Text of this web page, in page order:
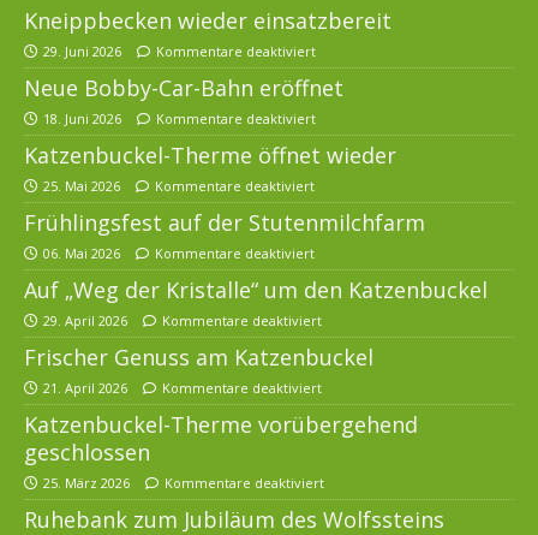
Kneippbecken wieder einsatzbereit
29. Juni 2026 Kommentare deaktiviert
Neue Bobby-Car-Bahn eröffnet
18. Juni 2026 Kommentare deaktiviert
Katzenbuckel-Therme öffnet wieder
25. Mai 2026 Kommentare deaktiviert
Frühlingsfest auf der Stutenmilchfarm
06. Mai 2026 Kommentare deaktiviert
Auf „Weg der Kristalle“ um den Katzenbuckel
29. April 2026 Kommentare deaktiviert
Frischer Genuss am Katzenbuckel
21. April 2026 Kommentare deaktiviert
Katzenbuckel-Therme vorübergehend
geschlossen
25. März 2026 Kommentare deaktiviert
Ruhebank zum Jubiläum des Wolfssteins